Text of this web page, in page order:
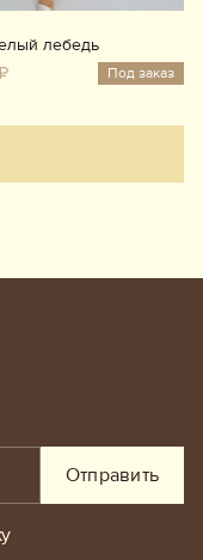
лебедь
Под заказ
Отправить